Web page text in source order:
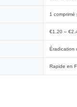
1
€1.20 –
Éradication
Rapide en